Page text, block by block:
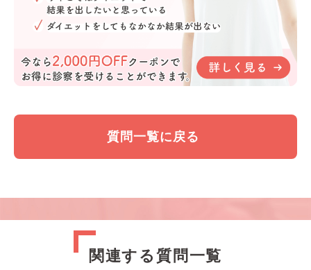
質問一覧に戻る
関連する質問一覧